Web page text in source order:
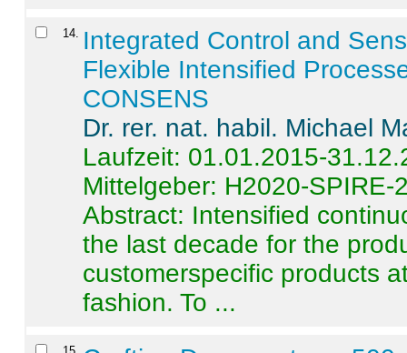
14
Integrated Control and
Flexible Intensified
CONSENS
Dr. rer. nat. habil. Michael
Laufzeit: 01.01.2015-
Mittelgeber: H2020-SPIRE-
Abstract: Intensified
the last decade for the
customerspecific products
fashion. To ...